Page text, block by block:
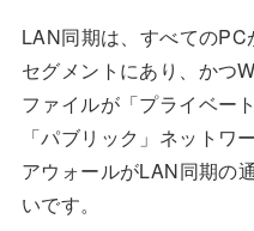
LAN同期は、すべての
セグメントにあり、かつ
ファイルが「プライベー
「パブリック」ネットワ
アウォールがLAN同期の
いです。